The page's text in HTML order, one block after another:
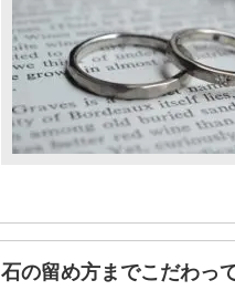
石の留め方までこだわって